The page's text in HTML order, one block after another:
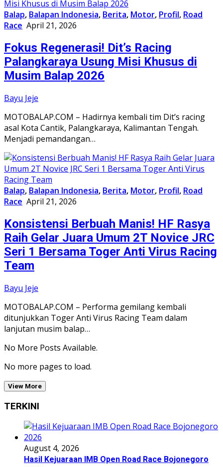
Balap, Balapan Indonesia, Berita, Motor, Profil, Road
Race April 21, 2026
Fokus Regenerasi! Dit’s Racing
Palangkaraya Usung Misi Khusus di
Musim Balap 2026
Bayu Jeje
MOTOBALAP.COM – Hadirnya kembali tim Dit’s racing
asal Kota Cantik, Palangkaraya, Kalimantan Tengah.
Menjadi pemandangan…
Balap, Balapan Indonesia, Berita, Motor, Profil, Road
Race April 21, 2026
Konsistensi Berbuah Manis! HF Rasya
Raih Gelar Juara Umum 2T Novice JRC
Seri 1 Bersama Toger Anti Virus Racing
Team
Bayu Jeje
MOTOBALAP.COM – Performa gemilang kembali
ditunjukkan Toger Anti Virus Racing Team dalam
lanjutan musim balap…
No More Posts Available.
No more pages to load.
View More
TERKINI
August 4, 2026
Hasil Kejuaraan IMB Open Road Race Bojonegoro